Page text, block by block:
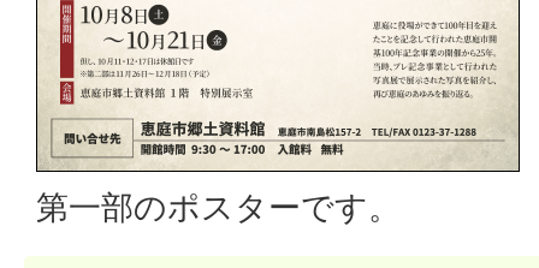
第一部のポスターです。